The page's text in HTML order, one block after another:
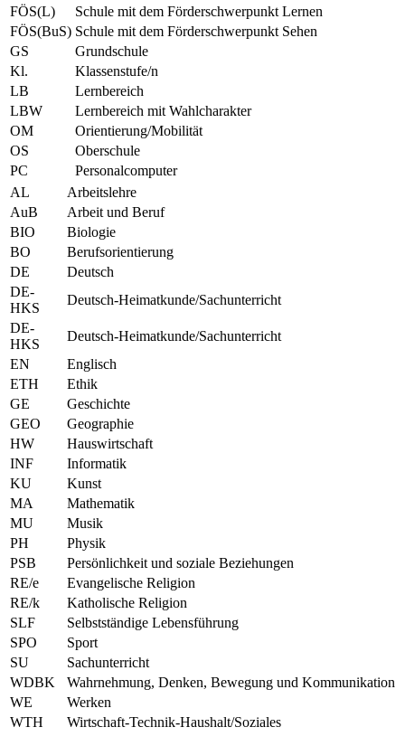
FÖS(L)
Schule mit dem Förderschwerpunkt Lernen
FÖS(BuS) Schule mit dem Förderschwerpunkt Sehen
GS
Grundschule
Kl.
Klassenstufe/n
LB
Lernbereich
LBW
Lernbereich mit Wahlcharakter
OM
Orientierung/Mobilität
OS
Oberschule
PC
Personalcomputer
AL
Arbeitslehre
AuB
Arbeit und Beruf
BIO
Biologie
BO
Berufsorientierung
DE
Deutsch
DE-
HKS
Deutsch-Heimatkunde/Sachunterricht
DE-
HKS
Deutsch-Heimatkunde/Sachunterricht
EN
Englisch
ETH
Ethik
GE
Geschichte
GEO
Geographie
HW
Hauswirtschaft
INF
Informatik
KU
Kunst
MA
Mathematik
MU
Musik
PH
Physik
PSB
Persönlichkeit und soziale Beziehungen
RE/e
Evangelische Religion
RE/k
Katholische Religion
SLF
Selbstständige Lebensführung
SPO
Sport
SU
Sachunterricht
WDBK
Wahrnehmung, Denken, Bewegung und Kommunikation
WE
Werken
WTH
Wirtschaft-Technik-Haushalt/Soziales